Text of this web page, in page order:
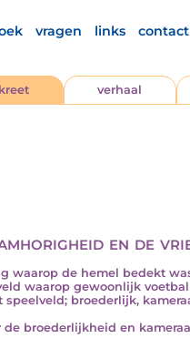
vragen links contact
verhaal
en de
waarop de hemel bedekt
waarop gewoonlijk
broederlijk,
broederlijkheid en